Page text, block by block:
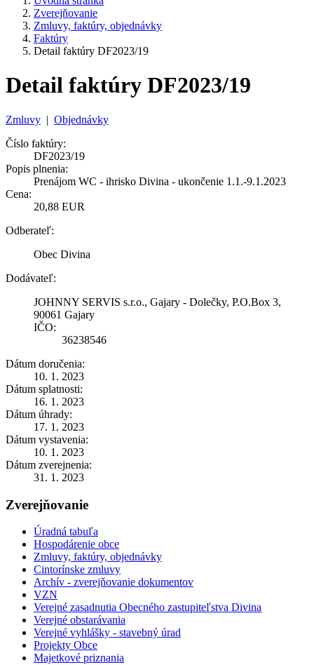
Zverejňovanie
Zmluvy, faktúry, objednávky
Faktúry
Detail faktúry DF2023/19
Detail faktúry DF2023/19
Zmluvy | Objednávky
Číslo faktúry:
DF2023/19
Popis plnenia:
Prenájom WC - ihrisko Divina - ukončenie 1.1.-9.1.2023
Cena:
20,88 EUR
Odberateľ:
Obec Divina
Dodávateľ:
JOHNNY SERVIS s.r.o., Gajary - Dolečky, P.O.Box 3,
90061 Gajary
IČO:
36238546
Dátum doručenia:
10. 1. 2023
Dátum splatnosti:
16. 1. 2023
Dátum úhrady:
17. 1. 2023
Dátum vystavenia:
10. 1. 2023
Dátum zverejnenia:
31. 1. 2023
Zverejňovanie
Úradná tabuľa
Hospodárenie obce
Zmluvy, faktúry, objednávky
Cintorínske zmluvy
Archív - zverejňovanie dokumentov
VZN
Verejné zasadnutia Obecného zastupiteľstva Divina
Verejné obstarávania
Verejné vyhlášky - stavebný úrad
Projekty Obce
Majetkové priznania